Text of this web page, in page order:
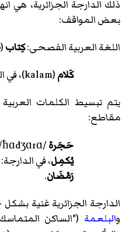
ذلك الدارجة الجزائرية، هي
بعض المواقف:
اللغة العربية الفصحى:كِتاب(kitab)، في الدارجة:
كَلام(kalam)، في الدارجة:
يتم تبسيط الكلمات
مقاطع:
حَجَرة
يُكمِل، في الدارجة:
رَمْضَان.
الدارجة الجزائرية غنية
والبلعمة ("الساكن المتماسك